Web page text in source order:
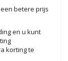
​​betere prijs
en u kunt
korting te